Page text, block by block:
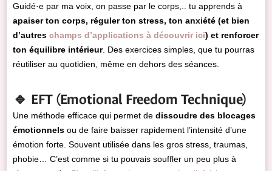
Guidé·e par ma voix, on passe par le corps,.. tu apprends à
apaiser ton corps, réguler ton stress, ton anxiété (et bien
d’autres champs d’applications à découvrir ici) et renforcer
ton équilibre intérieur. Des exercices simples, que tu pourras
réutiliser au quotidien, même en dehors des séances.
🔹 EFT (Emotional Freedom Technique)
Une méthode efficace qui permet dedissoudre des blocages
émotionnels ou de faire baisser rapidement l’intensité d’une
émotion forte. Souvent utilisée dans les gros stress, traumas,
phobie… C’est comme si tu pouvais souffler un peu plus à